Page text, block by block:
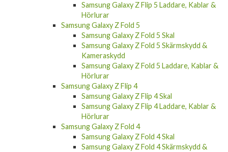
Samsung Galaxy Z Flip 5 Laddare, Kablar &
Hörlurar
Samsung Galaxy Z Fold 5
Samsung Galaxy Z Fold 5 Skal
Samsung Galaxy Z Fold 5 Skärmskydd &
Kameraskydd
Samsung Galaxy Z Fold 5 Laddare, Kablar &
Hörlurar
Samsung Galaxy Z Flip 4
Samsung Galaxy Z Flip 4 Skal
Samsung Galaxy Z Flip 4 Laddare, Kablar &
Hörlurar
Samsung Galaxy Z Fold 4
Samsung Galaxy Z Fold 4 Skal
Samsung Galaxy Z Fold 4 Skärmskydd &